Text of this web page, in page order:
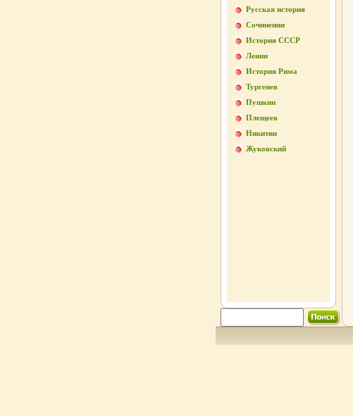
Русская история
Сочинении
История СССР
Ленин
История Рима
Тургенев
Пушкин
Плещеев
Никитин
Жуковский